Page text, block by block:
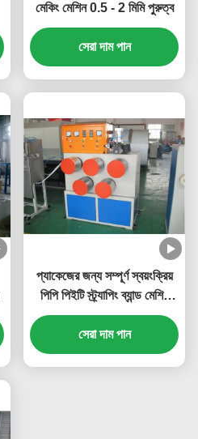
মেকিং মেশিন 0.5 - 2 মিমি পুরুত্ব
সেরা দাম পান
প্যাকেজের জন্য সম্পূর্ণ স্বয়ংক্রিয়
পিপি পিইটি স্ট্র্যাপিং ব্যান্ড মেশিন
পিসি নিয়ন্ত্রণ
সেরা দাম পান